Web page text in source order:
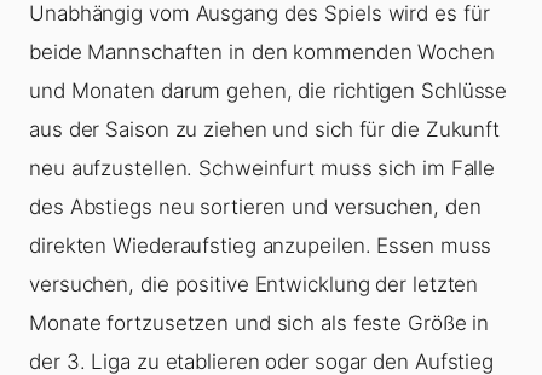
Unabhängig vom Ausgang des Spiels wird es für
beide Mannschaften in den kommenden Wochen
und Monaten darum gehen, die richtigen Schlüsse
aus der Saison zu ziehen und sich für die Zukunft
neu aufzustellen. Schweinfurt muss sich im Falle
des Abstiegs neu sortieren und versuchen, den
direkten Wiederaufstieg anzupeilen. Essen muss
versuchen, die positive Entwicklung der letzten
Monate fortzusetzen und sich als feste Größe in
der 3. Liga zu etablieren oder sogar den Aufstieg